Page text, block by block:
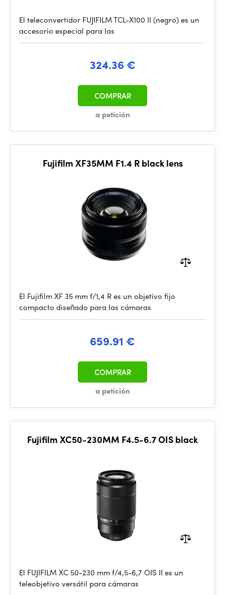
El teleconvertidor FUJIFILM TCL-X100 II (negro) es un
accesorio especial para las
324.36 €
a petición
COMPRAR
Fujifilm XF35MM F1.4 R black lens
El Fujifilm XF 35 mm f/1,4 R es un objetivo fijo
compacto diseñado para las cámaras
659.91 €
a petición
COMPRAR
Fujifilm XC50-230MM F4.5-6.7 OIS black
El FUJIFILM XC 50-230 mm f/4,5-6,7 OIS II es un
teleobjetivo versátil para cámaras